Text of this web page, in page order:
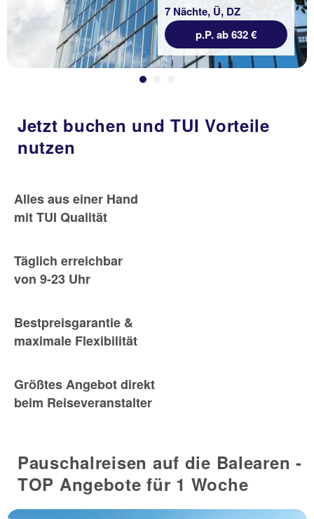
7 Nächte, Ü, DZ
p.P. ab 632 €
Jetzt buchen und TUI Vorteile
nutzen
Alles aus einer Hand
mit TUI Qualität
Täglich erreichbar
von 9-23 Uhr
Bestpreisgarantie &
maximale Flexibilität
Größtes Angebot direkt
beim Reiseveranstalter
Pauschalreisen auf die Balearen -
TOP Angebote für 1 Woche